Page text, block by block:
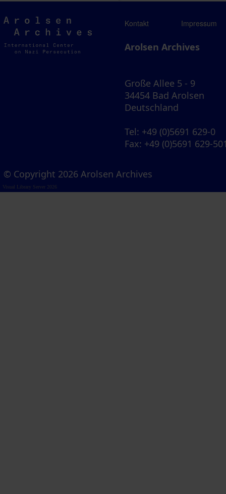
Arolsen
Archives
Kontakt Impressum
Arolsen Archives
Große Allee 5 - 9
34454 Bad Arolsen
Deutschland
Tel: +49 (0)5691 629-0
Fax: +49 (0)5691 629-
© Copyright 2026 Arolsen Archives
Visual Library Server 2026